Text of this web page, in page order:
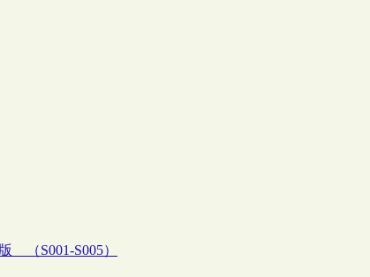
（S001-S005）